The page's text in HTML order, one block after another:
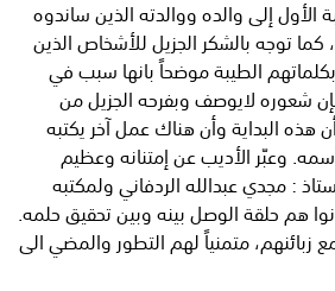
الأول إلى والده ووالدته الذين ساندوه
كما توجه بالشكر الجزيل للأشخاص الذين
الطيبة موضحاً بانها سبب في
شعوره لايوصف وبفرحه الجزيل من
هذه البداية وأن هناك عمل آخر يكتبه
وعبّر الأديب عن إمتنانه وعظيم
: مجدي عبدالله الردفاني ولمكتبه
هم حلقة الوصل بينه وبين تحقيق حلمه.
زبائنهم، متمنياً لهم التطور والمضي الى